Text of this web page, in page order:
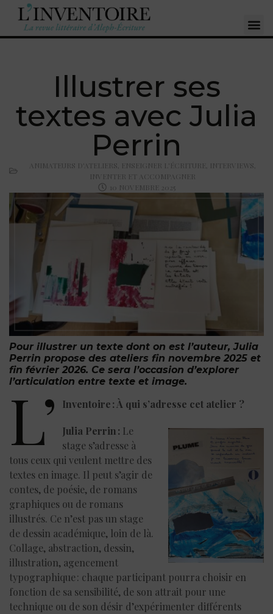
Illustrer ses
textes avec Julia
Perrin
ANIMATEURS D'ATELIERS ENSEIGNER L'ÉCRITURE INTERVIEWS
INVENTER ET ACCOMPAGNER
10 NOVEMBRE 2025
Pour illustrer un texte dont on est l’auteur, Julia
Perrin propose des ateliers fin novembre 2025 et
fin février 2026. Ce sera l’occasion d’explorer
l’articulation entre texte et image.
L’ Inventoire : À qui s’adresse cet atelier ?
Julia Perrin : Le
stage s’adresse à
tous ceux qui veulent mettre des
textes en image. Il peut s’agir de
contes, de poésie, de romans
graphiques ou de romans
illustrés. Ce n’est pas un stage
de dessin académique, loin de là.
Collage, abstraction, dessin,
illustration, agencement
typographique : chaque participant pourra choisir en
fonction de sa sensibilité, de son attrait pour une
technique ou de son désir d’expérimenter différents